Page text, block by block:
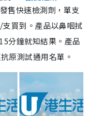
售快速檢測劑，單支
買到。產品以鼻咽拭
分鐘就知結果。產品
原測試通用名單。